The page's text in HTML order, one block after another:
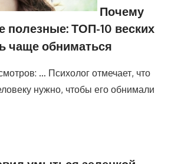
Почему
полезные: ТОП-10 веских
чаще обниматься
… Психолог отмечает, что
нужно, чтобы его обнимали